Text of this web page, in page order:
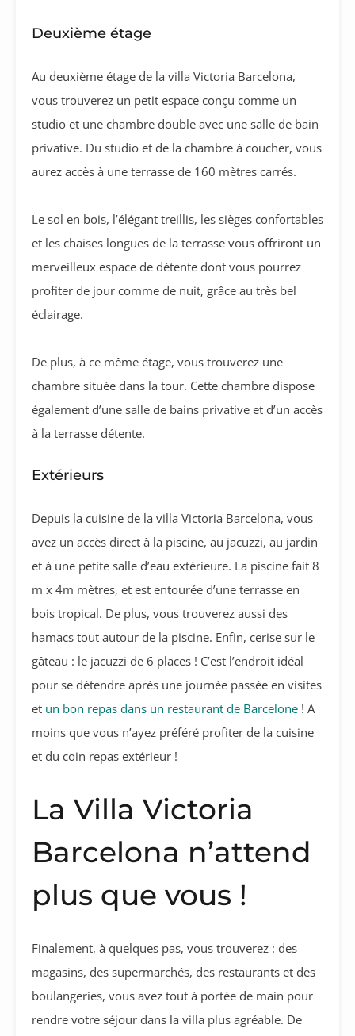
Deuxième étage
Au deuxième étage de la villa Victoria Barcelona,
vous trouverez un petit espace conçu comme un
studio et une chambre double avec une salle de bain
privative. Du studio et de la chambre à coucher, vous
aurez accès à une terrasse de 160 mètres carrés.
Le sol en bois, l’élégant treillis, les sièges confortables
et les chaises longues de la terrasse vous offriront un
merveilleux espace de détente dont vous pourrez
profiter de jour comme de nuit, grâce au très bel
éclairage.
De plus, à ce même étage, vous trouverez une
chambre située dans la tour. Cette chambre dispose
également d’une salle de bains privative et d’un accès
à la terrasse détente.
Extérieurs
Depuis la cuisine de la villa Victoria Barcelona, vous
avez un accès direct à la piscine, au jacuzzi, au jardin
et à une petite salle d’eau extérieure. La piscine fait 8
m x 4m mètres, et est entourée d’une terrasse en
bois tropical. De plus, vous trouverez aussi des
hamacs tout autour de la piscine. Enfin, cerise sur le
gâteau : le jacuzzi de 6 places ! C’est l’endroit idéal
pour se détendre après une journée passée en visites
et un bon repas dans un restaurant de Barcelone ! A
moins que vous n’ayez préféré profiter de la cuisine
et du coin repas extérieur !
La Villa Victoria
Barcelona n’attend
plus que vous !
Finalement, à quelques pas, vous trouverez : des
magasins, des supermarchés, des restaurants et des
boulangeries, vous avez tout à portée de main pour
rendre votre séjour dans la villa plus agréable. De